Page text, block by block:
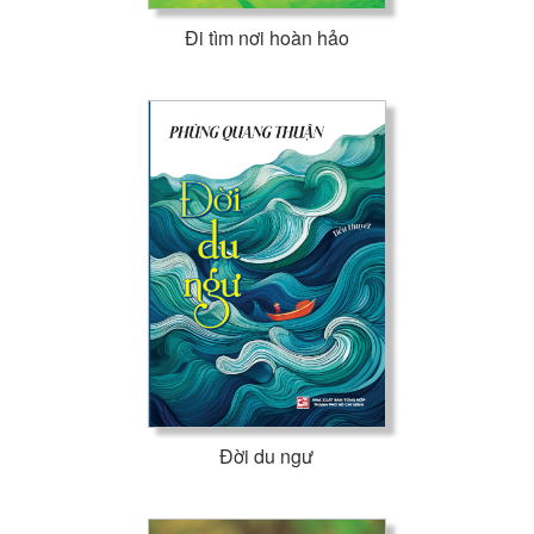
sau khi chúng ta chết = khi chúng ta rời khỏi vỏ bọc con
người, “tinh hoa” của chúng ta mang dấu ấn năng lượng của
sinh, tạo nên nền tảng của sự sống vĩnh viễn. Tác giả chỉ
muốn chia sẻ cảm nhận của riêng mình về Vũ trụ (Sky), trải
nghiệm của riêng tác giả với nó và mô tả mối quan hệ mà con
người có thể phát triển với nó, để tìm thấy hạnh phúc và tự
tin khi những khó khăn xuất hiện.
Đi tìm nơi hoàn hảo
Đời du ngư